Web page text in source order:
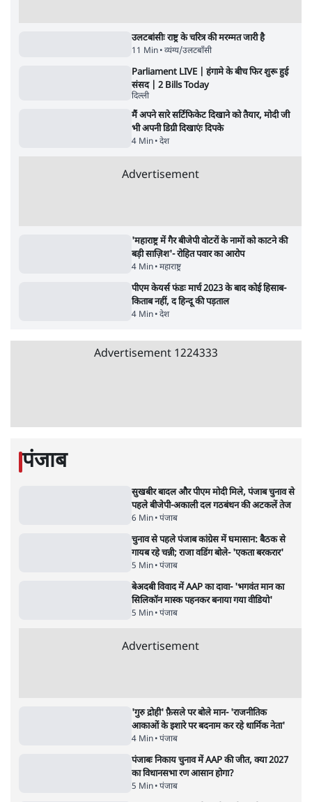
उलटबांसीः राष्ट्र के चरित्र की मरम्मत जारी है
11 Min• व्यंग्य/उलटबाँसी
Parliament LIVE | हंगामे के बीच फिर शुरू हुई
संसद | 2 Bills Today
दिल्ली
मैं अपने सारे सर्टिफिकेट दिखाने को तैयार, मोदी जी
4 Min•देश
'महाराष्ट्र में गैर बीजेपी वोटरों के नामों को काटने की
बड़ी साज़िश'- रोहित पवार का आरोप
4 Min•महाराष्ट्र
पीएम केयर्स फंडः मार्च 2023 के बाद कोई हिसाब-
4 Min•देश
सुखबीर बादल और पीएम मोदी मिले, पंजाब चुनाव से
पहले बीजेपी-अकाली दल गठबंधन की अटकलें तेज
6 Min•पंजाब
चुनाव से पहले पंजाब कांग्रेस में घमासान: बैठक से
गायब रहे चन्नी; राजा वडिंग बोले- 'एकता बरकरार'
5 Min•पंजाब
बेअदबी विवाद में AAP का दावा- 'भगवंत मान का
5 Min•पंजाब
'गुरु द्रोही' फ़ैसले पर बोले मान- 'राजनीतिक
आकाओं के इशारे पर बदनाम कर रहे धार्मिक नेता'
4 Min•पंजाब
पंजाबः निकाय चुनाव में AAP की जीत, क्या 2027